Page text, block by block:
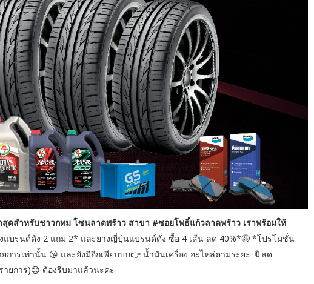
สุดสำหรับชาวกทม โซนลาดพร้าว สาขา #ซอยโพธิ์แก้วลาดพร้าว เราพร้อมให้
แบรนด์ดัง 2 แถม 2* และยางญี่ปุ่นแบรนด์ดัง ซื้อ 4 เส้น ลด 40%*🤩 *โปรโมชั่น
ารเท่านั้น 😘 และยังมีอีกเพียบบบ👉 น้ำมันเครื่อง อะไหล่ตามระยะ 🔖ลด
ยการ)😊 ต้องรีบมาแล้วนะคะ